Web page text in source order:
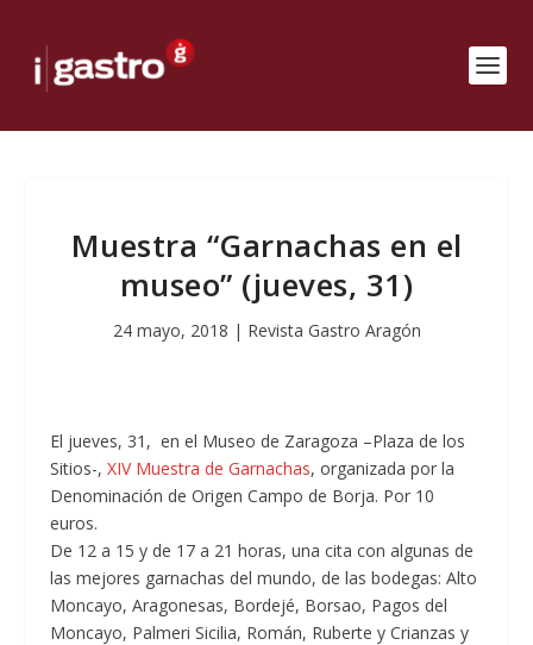
Muestra “Garnachas en el
museo” (jueves, 31)
24 mayo, 2018 | Revista Gastro Aragón
El jueves, 31, en el Museo de Zaragoza –Plaza de los
Sitios-,XIV Muestra de Garnachas, organizada por la
Denominación de Origen Campo de Borja. Por 10
euros.
De 12 a 15 y de 17 a 21 horas, una cita con algunas de
las mejores garnachas del mundo, de las bodegas: Alto
Moncayo, Aragonesas, Bordejé, Borsao, Pagos del
Moncayo, Palmeri Sicilia, Román, Ruberte y Crianzas y